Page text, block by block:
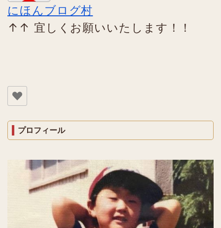
にほんブログ村
↑↑ 宜しくお願いいたします！！
プロフィール